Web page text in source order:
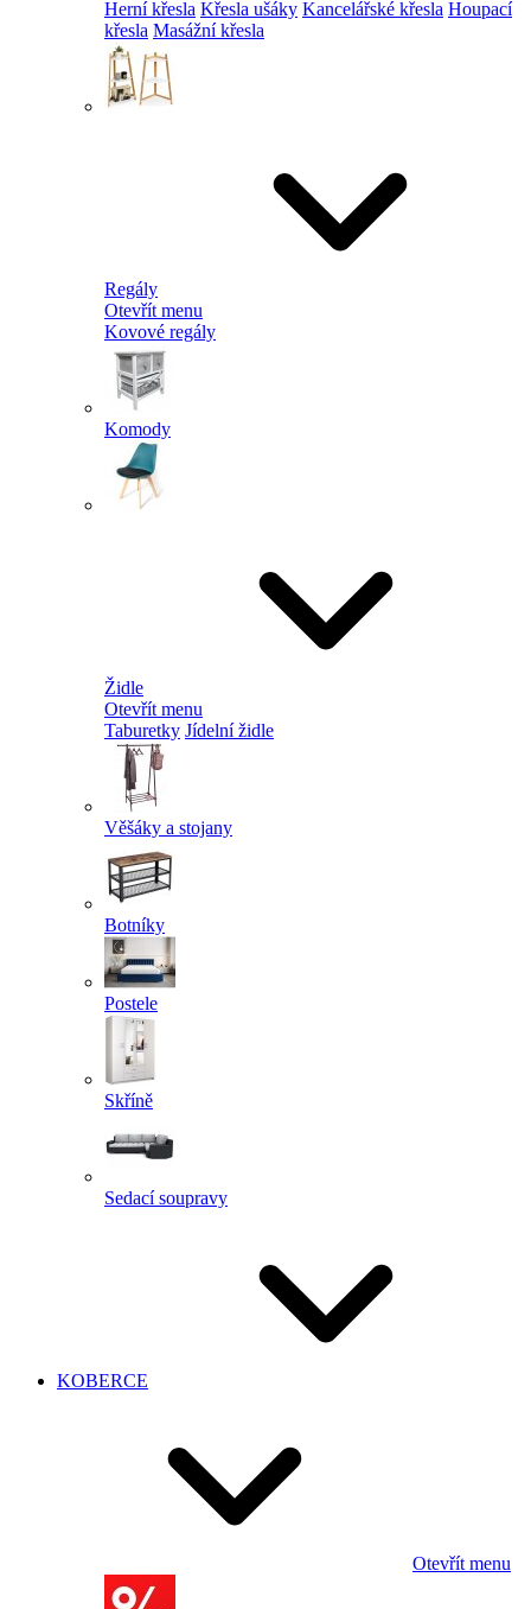
Herní křesla Křesla ušáky Kancelářské křesla Houpací
křesla Masážní křesla
Regály
Otevřít menu
Kovové regály
Komody
Židle
Otevřít menu
Taburetky Jídelní židle
Věšáky a stojany
Botníky
Postele
Skříně
Sedací soupravy
KOBERCE
Otevřít menu